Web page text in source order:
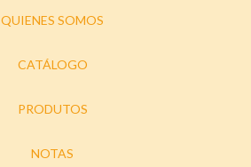
QUIENES SOMOS
CATÁLOGO
PRODUTOS
NOTAS